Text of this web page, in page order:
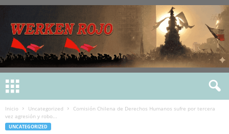
Inicio Uncategorized
Comisión Chilena de Derechos Humanos sufre por tercera
vez agresión y robo...
UNCATEGORIZED